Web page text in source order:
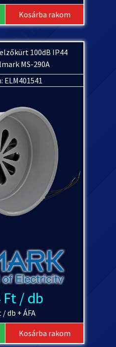
Kosárba rakom
100dB IP44
MS-290A
ELM401541
Ft / db
/ db + ÁFA
Kosárba rakom